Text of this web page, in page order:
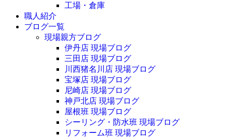
工場・倉庫
職人紹介
ブログ一覧
現場親方ブログ
伊丹店 現場ブログ
三田店 現場ブログ
川西猪名川店 現場ブログ
宝塚店 現場ブログ
尼崎店 現場ブログ
神戸北店 現場ブログ
屋根班 現場ブログ
シーリング・防水班 現場ブログ
リフォーム班 現場ブログ